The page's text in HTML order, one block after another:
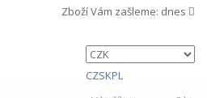
Zboží Vám zašleme: dnes
CZSKPL